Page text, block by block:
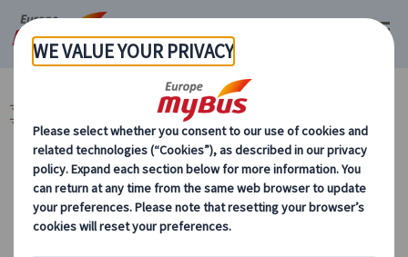
マイバス・ヨーロッパ イタリア (45) ローマ (31)
マ発 天空の町チヴィタ (2)
天空のチヴィタと丘の町オルヴィエート ～イ
タリアの田舎をたっぷり満喫～（日本語アシ